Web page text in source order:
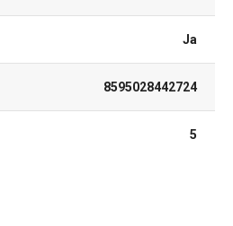
Ja
8595028442724
5